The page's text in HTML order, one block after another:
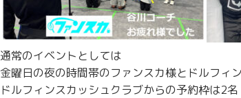
通常のイベントとしては
金曜日の夜の時間帯のファンスカ様とドルフィ
ドルフィンスカッシュクラブからの予約枠は2名